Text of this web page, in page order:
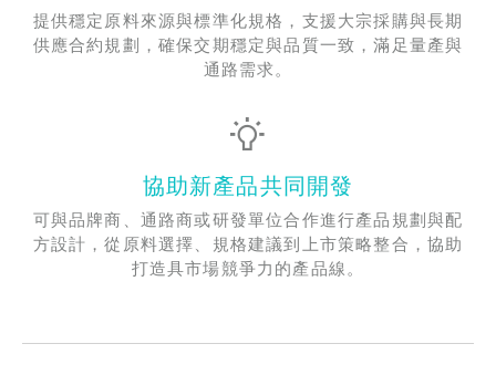
提供穩定原料來源與標準化規格，支援大宗採購與長期
供應合約規劃，確保交期穩定與品質一致，滿足量產與
通路需求。
協助新產品共同開發
可與品牌商、通路商或研發單位合作進行產品規劃與配
方設計，從原料選擇、規格建議到上市策略整合，協助
打造具市場競爭力的產品線。